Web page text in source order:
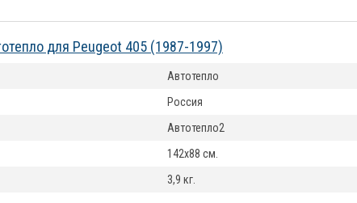
для Peugeot 405 (1987-1997)
Автотепло
Россия
Автотепло2
142x88 см.
3,9 кг.